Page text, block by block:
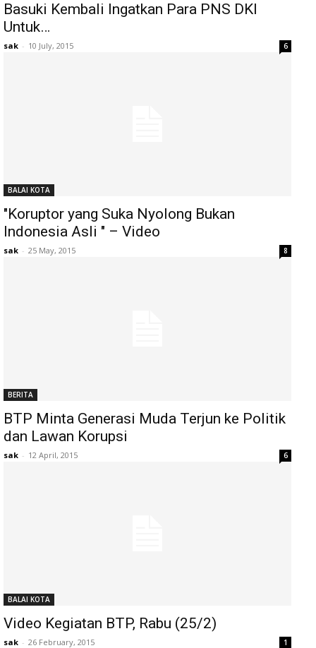
Basuki Kembali Ingatkan Para PNS DKI
Untuk…
sak - 10 July, 2015 6
BALAI KOTA
"Koruptor yang Suka Nyolong Bukan
Indonesia Asli " – Video
sak - 25 May, 2015 8
BERITA
BTP Minta Generasi Muda Terjun ke Politik
dan Lawan Korupsi
sak - 12 April, 2015 6
BALAI KOTA
Video Kegiatan BTP, Rabu (25/2)
sak - 26 February, 2015 1